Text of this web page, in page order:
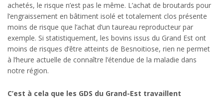
achetés, le risque n’est pas le même. L’achat de broutards pour
l’engraissement en bâtiment isolé et totalement clos présente
moins de risque que l’achat d’un taureau reproducteur par
exemple. Si statistiquement, les bovins issus du Grand Est ont
moins de risques d’être atteints de Besnoitiose, rien ne permet
à l’heure actuelle de connaître l’étendue de la maladie dans
notre région.
C’est à cela que les GDS du Grand-Est travaillent